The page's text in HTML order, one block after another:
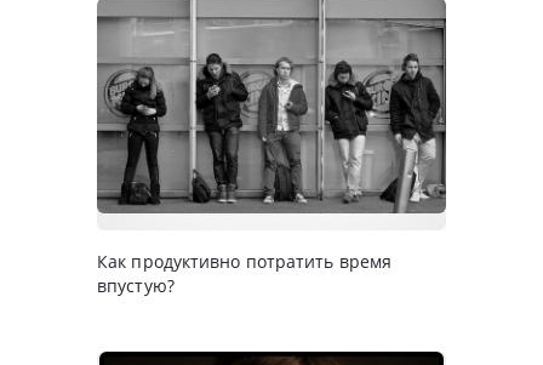
Как продуктивно потратить время
впустую?